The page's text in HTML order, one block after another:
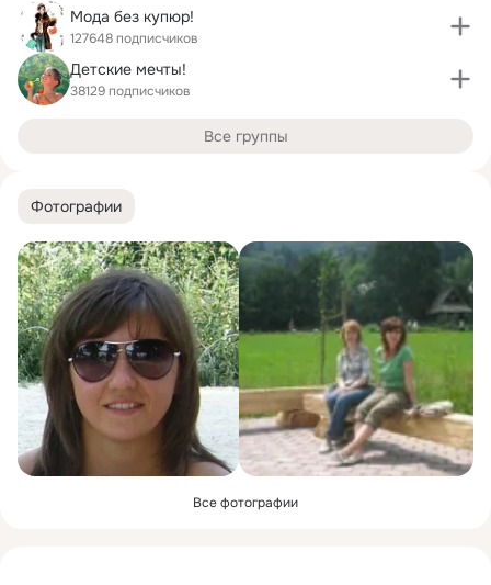
Фотографии
Все фотографии
Мода без купюр!
127648 подписчиков
Детские мечты!
38129 подписчиков
Все группы